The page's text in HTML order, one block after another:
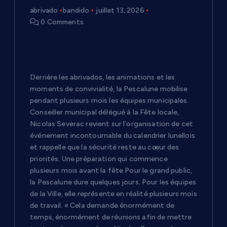
abrivado bandido
juillet 13, 2026
0 Comments
Derrière les abrivados, les animations et les
moments de convivialité, la Pescalune mobilise
pendant plusieurs mois les équipes municipales.
Conseiller municipal délégué à la Fête locale,
Nicolas Severac revient sur l’organisation de cet
événement incontournable du calendrier lunellois
et rappelle que la sécurité reste au cœur des
priorités. Une préparation qui commence
plusieurs mois avant la fête Pour le grand public,
la Pescalune dure quelques jours. Pour les équipes
de la Ville, elle représente en réalité plusieurs mois
de travail. « Cela demande énormément de
temps, énormément de réunions afin de mettre